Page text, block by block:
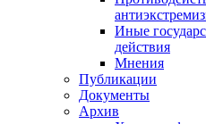
Иные
действия
Мнения
Публикации
Документы
Архив